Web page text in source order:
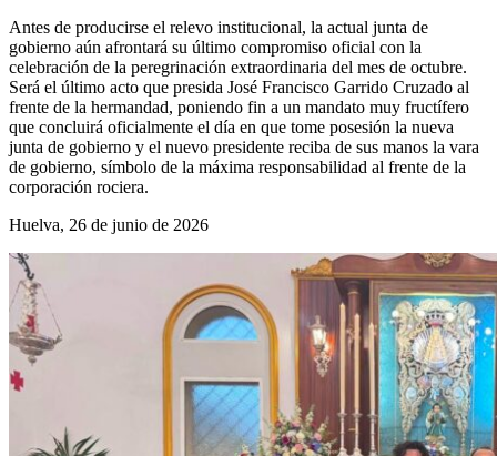
Antes de producirse el relevo institucional, la actual junta de
gobierno aún afrontará su último compromiso oficial con la
celebración de la peregrinación extraordinaria del mes de octubre.
Será el último acto que presida José Francisco Garrido Cruzado al
frente de la hermandad, poniendo fin a un mandato muy fructífero
que concluirá oficialmente el día en que tome posesión la nueva
junta de gobierno y el nuevo presidente reciba de sus manos la vara
de gobierno, símbolo de la máxima responsabilidad al frente de la
corporación rociera.
Huelva, 26 de junio de 2026